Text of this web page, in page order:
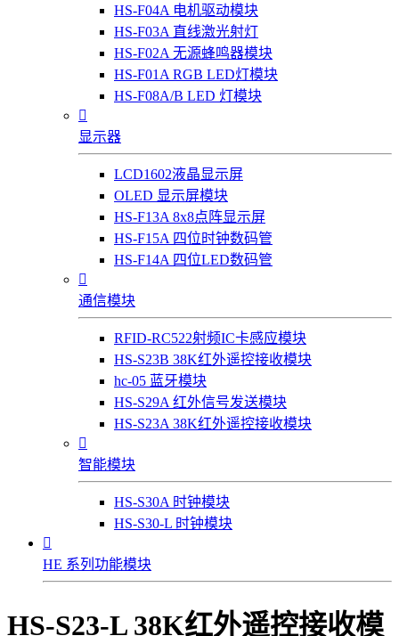
HS-F04A 电机驱动模块
HS-F03A 直线激光射灯
HS-F02A 无源蜂鸣器模块
HS-F01A RGB LED灯模块
HS-F08A/B LED 灯模块

显示器
LCD1602液晶显示屏
OLED 显示屏模块
HS-F13A 8x8点阵显示屏
HS-F15A 四位时钟数码管
HS-F14A 四位LED数码管

通信模块
RFID-RC522射频IC卡感应模块
HS-S23B 38K红外遥控接收模块
hc-05 蓝牙模块
HS-S29A 红外信号发送模块
HS-S23A 38K红外遥控接收模块

智能模块
HS-S30A 时钟模块
HS-S30-L 时钟模块

HE 系列功能模块
HS-S23-L 38K红外遥控接收模